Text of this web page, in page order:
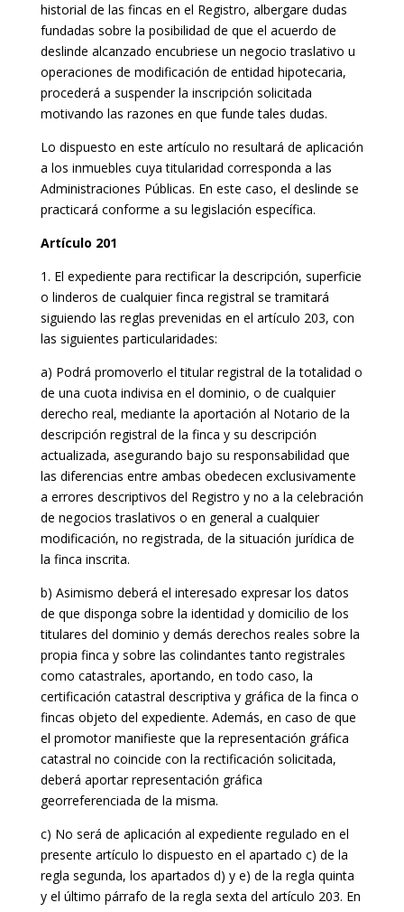
historial de las fincas en el Registro, albergare dudas
fundadas sobre la posibilidad de que el acuerdo de
deslinde alcanzado encubriese un negocio traslativo u
operaciones de modificación de entidad hipotecaria,
procederá a suspender la inscripción solicitada
motivando las razones en que funde tales dudas.
Lo dispuesto en este artículo no resultará de aplicación
a los inmuebles cuya titularidad corresponda a las
Administraciones Públicas. En este caso, el deslinde se
practicará conforme a su legislación específica.
Artículo 201
1. El expediente para rectificar la descripción, superficie
o linderos de cualquier finca registral se tramitará
siguiendo las reglas prevenidas en el artículo 203, con
las siguientes particularidades:
a) Podrá promoverlo el titular registral de la totalidad o
de una cuota indivisa en el dominio, o de cualquier
derecho real, mediante la aportación al Notario de la
descripción registral de la finca y su descripción
actualizada, asegurando bajo su responsabilidad que
las diferencias entre ambas obedecen exclusivamente
a errores descriptivos del Registro y no a la celebración
de negocios traslativos o en general a cualquier
modificación, no registrada, de la situación jurídica de
la finca inscrita.
b) Asimismo deberá el interesado expresar los datos
de que disponga sobre la identidad y domicilio de los
titulares del dominio y demás derechos reales sobre la
propia finca y sobre las colindantes tanto registrales
como catastrales, aportando, en todo caso, la
certificación catastral descriptiva y gráfica de la finca o
fincas objeto del expediente. Además, en caso de que
el promotor manifieste que la representación gráfica
catastral no coincide con la rectificación solicitada,
deberá aportar representación gráfica
georreferenciada de la misma.
c) No será de aplicación al expediente regulado en el
presente artículo lo dispuesto en el apartado c) de la
regla segunda, los apartados d) y e) de la regla quinta
y el último párrafo de la regla sexta del artículo 203. En